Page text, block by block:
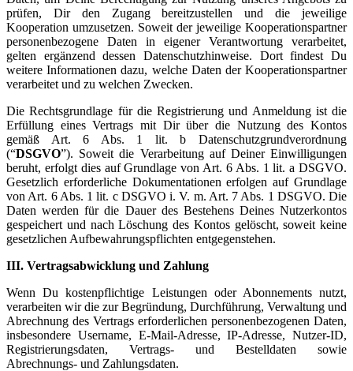
prüfen, Dir den Zugang bereitzustellen und die jeweilige
Kooperation umzusetzen. Soweit der jeweilige Kooperationspartner
personenbezogene Daten in eigener Verantwortung verarbeitet,
gelten ergänzend dessen Datenschutzhinweise. Dort findest Du
weitere Informationen dazu, welche Daten der Kooperationspartner
verarbeitet und zu welchen Zwecken.
Die Rechtsgrundlage für die Registrierung und Anmeldung ist die
Erfüllung eines Vertrags mit Dir über die Nutzung des Kontos
gemäß Art. 6 Abs. 1 lit. b Datenschutzgrundverordnung
(“DSGVO”). Soweit die Verarbeitung auf Deiner Einwilligungen
beruht, erfolgt dies auf Grundlage von Art. 6 Abs. 1 lit. a DSGVO.
Gesetzlich erforderliche Dokumentationen erfolgen auf Grundlage
von Art. 6 Abs. 1 lit. c DSGVO i. V. m. Art. 7 Abs. 1 DSGVO. Die
Daten werden für die Dauer des Bestehens Deines Nutzerkontos
gespeichert und nach Löschung des Kontos gelöscht, soweit keine
gesetzlichen Aufbewahrungspflichten entgegenstehen.
III. Vertragsabwicklung und Zahlung
Wenn Du kostenpflichtige Leistungen oder Abonnements nutzt,
verarbeiten wir die zur Begründung, Durchführung, Verwaltung und
Abrechnung des Vertrags erforderlichen personenbezogenen Daten,
insbesondere Username, E-Mail-Adresse, IP-Adresse, Nutzer-ID,
Registrierungsdaten, Vertrags- und Bestelldaten sowie
Abrechnungs- und Zahlungsdaten.